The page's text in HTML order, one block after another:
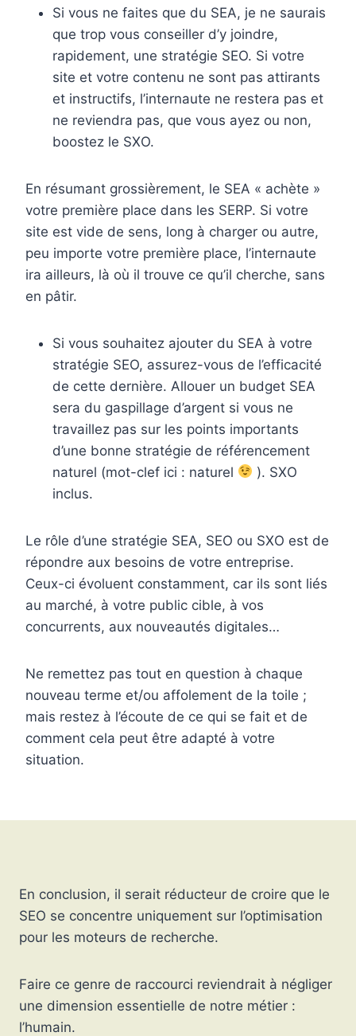
Si vous ne faites que du SEA, je ne saurais
que trop vous conseiller d’y joindre,
rapidement, une stratégie SEO. Si votre
site et votre contenu ne sont pas attirants
et instructifs, l’internaute ne restera pas et
ne reviendra pas, que vous ayez ou non,
boostez le SXO.
En résumant grossièrement, le SEA « achète »
votre première place dans les SERP. Si votre
site est vide de sens, long à charger ou autre,
peu importe votre première place, l’internaute
ira ailleurs, là où il trouve ce qu’il cherche, sans
en pâtir.
Si vous souhaitez ajouter du SEA à votre
stratégie SEO, assurez-vous de l’efficacité
de cette dernière. Allouer un budget SEA
sera du gaspillage d’argent si vous ne
travaillez pas sur les points importants
d’une bonne stratégie de référencement
naturel (mot-clef ici : naturel
). SXO
inclus.
Le rôle d’une stratégie SEA, SEO ou SXO est de
répondre aux besoins de votre entreprise.
Ceux-ci évoluent constamment, car ils sont liés
au marché, à votre public cible, à vos
concurrents, aux nouveautés digitales…
Ne remettez pas tout en question à chaque
nouveau terme et/ou affolement de la toile ;
mais restez à l’écoute de ce qui se fait et de
comment cela peut être adapté à votre
situation.
En conclusion, il serait réducteur de croire que le
SEO se concentre uniquement sur l’optimisation
pour les moteurs de recherche.
Faire ce genre de raccourci reviendrait à négliger
une dimension essentielle de notre métier :
l’humain.